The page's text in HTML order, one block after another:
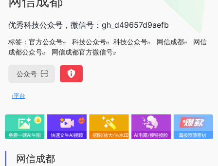
优秀科技公众号，微信号：gh_d49657d9aefb
标签： 官方公众号 科技公众号 科技公众号 网信成都
网信
成都公众号
网信成都官方微信号
公众号
台
网信成都